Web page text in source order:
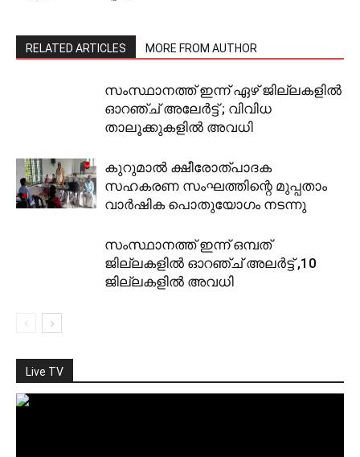
RELATED ARTICLES MORE FROM AUTHOR
സംസ്ഥാനത്ത് ഇന്ന് ഏഴ് ജില്ലകളില്‍
ഓറഞ്ച് അലേര്‍ട്ട് ; വിവിധ
താലൂക്കുകളില്‍ അവധി
കുറുമാല്‍ ക്ഷീരോത്പാദക
സഹകരണ സംഘത്തിന്റെ മുപ്പതാം
വാര്‍ഷിക പൊതുയോഗം നടന്നു
സംസ്ഥാനത്ത് ഇന്ന്‌ ഒമ്പത്
ജില്ലകളിൽ ഓറഞ്ച് അലർട്ട് ,10
ജില്ലകളിൽ അവധി
Live TV